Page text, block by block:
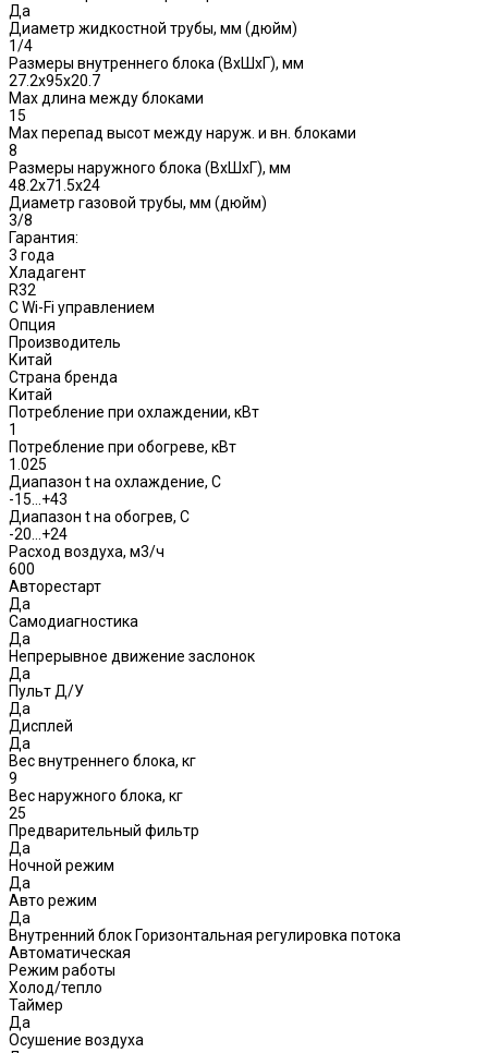
Да
Диаметр жидкостной трубы, мм (дюйм)
1/4
Размеры внутреннего блока (ВхШхГ), мм
27.2x95x20.7
Max длина между блоками
15
Max перепад высот между наруж. и вн. блоками
8
Размеры наружного блока (ВхШхГ), мм
48.2x71.5x24
Диаметр газовой трубы, мм (дюйм)
3/8
Гарантия:
3 года
Хладагент
R32
С Wi-Fi управлением
Опция
Производитель
Китай
Страна бренда
Китай
Потребление при охлаждении, кВт
1
Потребление при обогреве, кВт
1.025
Диапазон t на охлаждение, С
-15…+43
Диапазон t на обогрев, С
-20…+24
Расход воздуха, м3/ч
600
Авторестарт
Да
Самодиагностика
Да
Непрерывное движение заслонок
Да
Пульт Д/У
Да
Дисплей
Да
Вес внутреннего блока, кг
9
Вес наружного блока, кг
25
Предварительный фильтр
Да
Ночной режим
Да
Авто режим
Да
Внутренний блок Горизонтальная регулировка потока
Автоматическая
Режим работы
Холод/тепло
Таймер
Да
Осушение воздуха